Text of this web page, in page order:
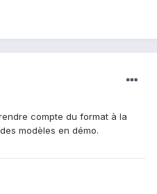
compte du format à la
modèles en démo.